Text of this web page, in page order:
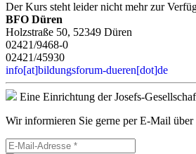
Der Kurs steht leider nicht mehr zur
BFO Düren
Holzstraße 50, 52349 Düren
02421/9468-0
02421/45930
info[at]bildungsforum-dueren[dot]de
Eine Einrichtung der Josefs-
Wir informieren Sie gerne per E-Mail